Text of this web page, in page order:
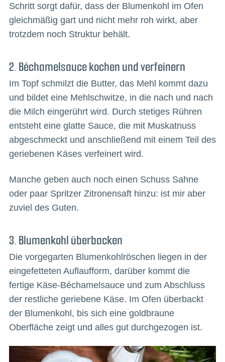
Schritt sorgt dafür, dass der Blumenkohl im Ofen
gleichmäßig gart und nicht mehr roh wirkt, aber
trotzdem noch Struktur behält.
2. Béchamelsauce kochen und verfeinern
Im Topf schmilzt die Butter, das Mehl kommt dazu
und bildet eine Mehlschwitze, in die nach und nach
die Milch eingerührt wird. Durch stetiges Rühren
entsteht eine glatte Sauce, die mit Muskatnuss
abgeschmeckt und anschließend mit einem Teil des
geriebenen Käses verfeinert wird.
Manche geben auch noch einen Schuss Sahne
oder paar Spritzer Zitronensaft hinzu: ist mir aber
zuviel des Guten.
3. Blumenkohl überbacken
Die vorgegarten Blumenkohlröschen liegen in der
eingefetteten Auflaufform, darüber kommt die
fertige Käse-Béchamelsauce und zum Abschluss
der restliche geriebene Käse. Im Ofen überbackt
der Blumenkohl, bis sich eine goldbraune
Oberfläche zeigt und alles gut durchgezogen ist.